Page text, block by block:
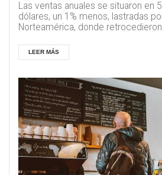
Las ventas anuales se situaron en
dólares, un 1% menos, lastradas
Norteamérica, donde retrocedieron
LEER MÁS